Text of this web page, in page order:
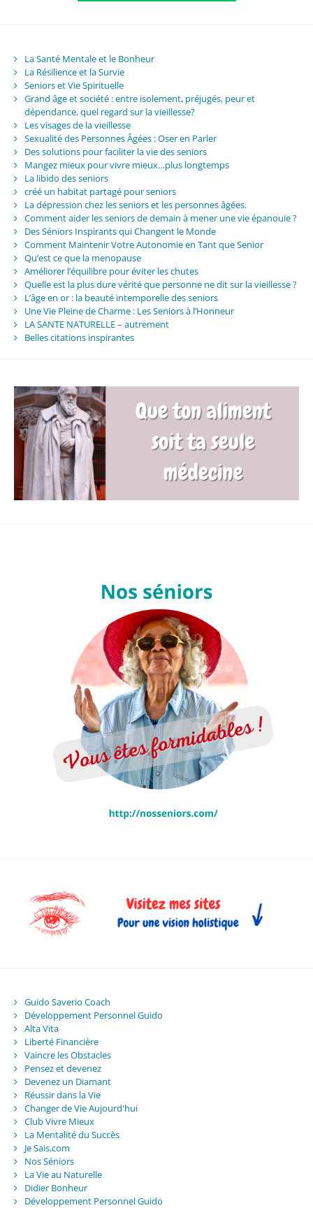
La Santé Mentale et le Bonheur
La Résilience et la Survie
Seniors et Vie Spirituelle
Grand âge et société : entre isolement, préjugés, peur et
dépendance, quel regard sur la vieillesse?
Les visages de la vieillesse
Sexualité des Personnes Âgées : Oser en Parler
Des solutions pour faciliter la vie des seniors
Mangez mieux pour vivre mieux…plus longtemps
La libido des seniors
créé un habitat partagé pour seniors
La dépression chez les seniors et les personnes âgées.
Comment aider les seniors de demain à mener une vie épanouie ?
Des Séniors Inspirants qui Changent le Monde
Comment Maintenir Votre Autonomie en Tant que Senior
Qu’est ce que la menopause
Améliorer l’équilibre pour éviter les chutes
Quelle est la plus dure vérité que personne ne dit sur la vieillesse ?
L’âge en or : la beauté intemporelle des seniors
Une Vie Pleine de Charme : Les Seniors à l’Honneur
LA SANTE NATURELLE – autrement
Belles citations inspirantes
Guido Saverio Coach
Développement Personnel Guido
Alta Vita
Liberté Financière
Vaincre les Obstacles
Pensez et devenez
Devenez un Diamant
Réussir dans la Vie
Changer de Vie Aujourd'hui
Club Vivre Mieux
La Mentalité du Succès
Je Sais,com
Nos Séniors
La Vie au Naturelle
Didier Bonheur
Développement Personnel Guido